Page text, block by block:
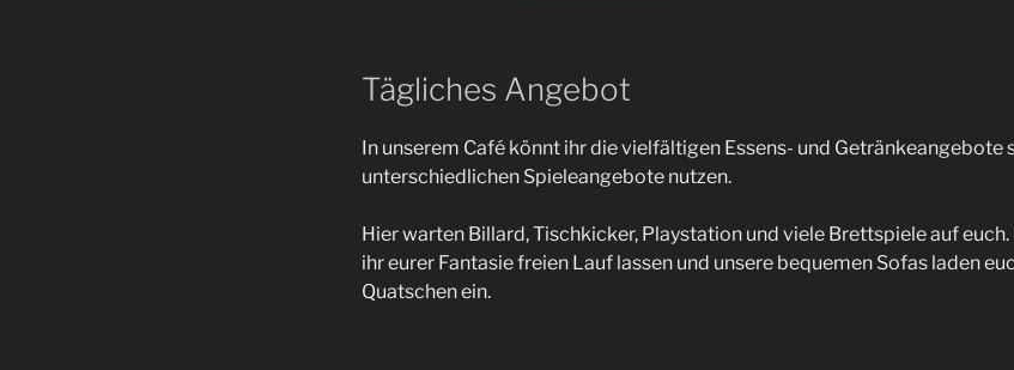
Tägliches Angebot
In unserem Café könnt ihr die vielfältigen Essens- und Getränkeangebote
unterschiedlichen Spieleangebote nutzen.
Hier warten Billard, Tischkicker, Playstation und viele Brettspiele auf
ihr eurer Fantasie freien Lauf lassen und unsere bequemen Sofas laden
Quatschen ein.